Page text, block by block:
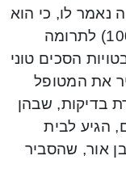
נאמר לו, כי הוא
היחיד שנמצא בהתאמה מלאה (100%) לתרומה
הסכים טוני
את המטופל
בדיקות, שבהן
הגיע לבית
אור, שהסביר